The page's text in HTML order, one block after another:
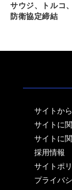
サウジ、トルコ
防衛協定締結
サイトか
サイトに
サイトに
採用情報
サイトポ
プライバ